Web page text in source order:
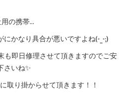
の携帯…
かなり具合が悪いですよね(-_-;)
も即日修理させて頂きますのでご安
さいね✨
取り掛からせて頂きます！！